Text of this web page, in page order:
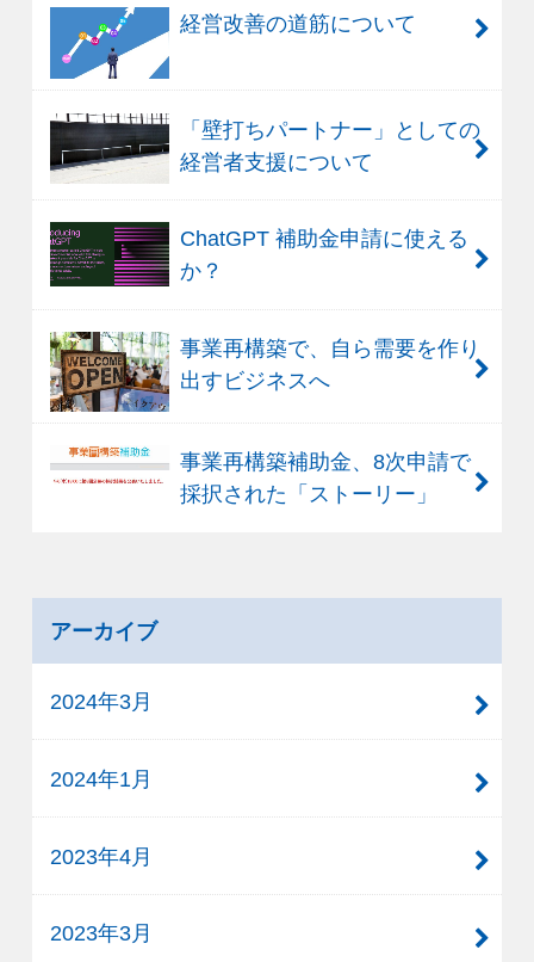
経営改善の道筋について
「壁打ちパートナー」としての
経営者支援について
ChatGPT 補助金申請に使える
か？
事業再構築で、自ら需要を作り
出すビジネスへ
事業再構築補助金、8次申請で
採択された「ストーリー」
アーカイブ
2024年3月
2024年1月
2023年4月
2023年3月